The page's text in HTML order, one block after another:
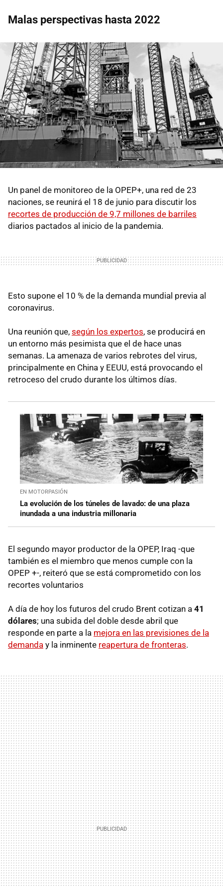
Malas perspectivas hasta 2022
Un panel de monitoreo de la OPEP+, una red de 23
naciones, se reunirá el 18 de junio para discutir los
recortes de producción de 9,7 millones de barriles
diarios pactados al inicio de la pandemia.
Esto supone el 10 % de la demanda mundial previa al
coronavirus.
Una reunión que, según los expertos, se producirá en
un entorno más pesimista que el de hace unas
semanas. La amenaza de varios rebrotes del virus,
principalmente en China y EEUU, está provocando el
retroceso del crudo durante los últimos días.
EN MOTORPASIÓN
La evolución de los túneles de lavado: de una plaza
inundada a una industria millonaria
El segundo mayor productor de la OPEP, Iraq -que
también es el miembro que menos cumple con la
OPEP +-, reiteró que se está comprometido con los
recortes voluntarios
A día de hoy los futuros del crudo Brent cotizan a 41
dólares; una subida del doble desde abril que
responde en parte a la mejora en las previsiones de la
demanda y la inminente reapertura de fronteras.